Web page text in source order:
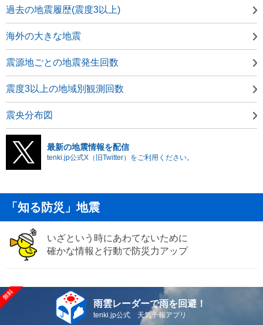
過去の地震履歴(震度3以上)
海外の大きな地震
震源地ごとの地震発生回数
震度3以上の地域別観測回数
震央分布図
最新の地震情報を配信
tenki.jp公式X（旧Twitter）をご利用ください。
「知る防災」地震
いざという時にあわてないために
確かな情報と行動で防災力アップ
雨雲レーダーで雨を回避！
tenki.jp公式 天気予報アプリ